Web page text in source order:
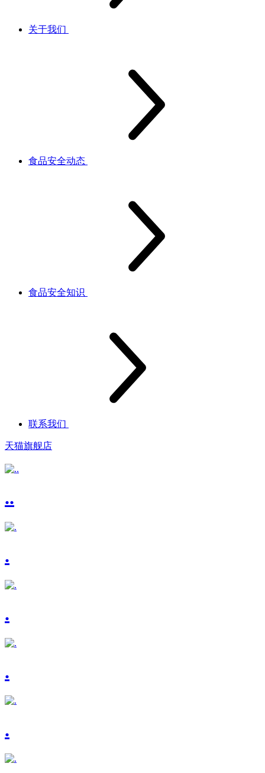
关于我们
食品安全动态
食品安全知识
联系我们
天猫旗舰店
..
.
.
.
.